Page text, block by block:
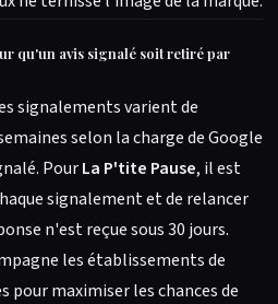
qu'un avis signalé soit retiré par
signalements varient de
selon la charge de Google
PourLa P'tite Pause, il est
signalement et de relancer
n'est reçue sous 30 jours.
les établissements de
pour maximiser les chances de